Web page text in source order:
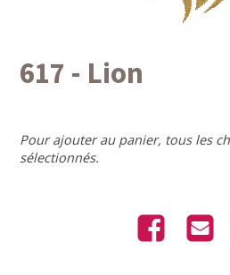
617 - Lion
Pour ajouter au panier, tous les
sélectionnés.